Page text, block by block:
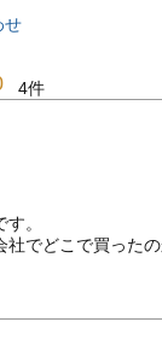
せ
4
。
社でどこで買った